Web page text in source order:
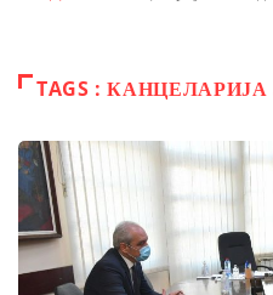
TAGS :